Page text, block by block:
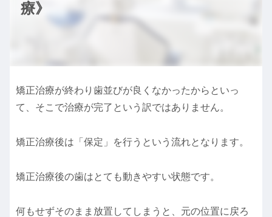
療》
矯正治療が終わり歯並びが良くなかったからといっ
て、そこで治療が完了という訳ではありません。
矯正治療後は「保定」を行うという流れとなります。
矯正治療後の歯はとても動きやすい状態です。
何もせずそのまま放置してしまうと、元の位置に戻ろ